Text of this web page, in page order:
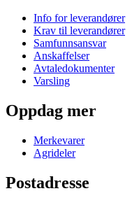
Info for leverandører
Krav til leverandører
Samfunnsansvar
Anskaffelser
Avtaledokumenter
Varsling
Oppdag mer
Merkevarer
Agrideler
Postadresse